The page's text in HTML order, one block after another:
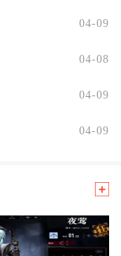
04-09
04-08
04-09
04-09